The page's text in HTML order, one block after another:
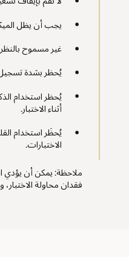
يجب أن يظل
غير مسموح
يُحظر بشدة
يُحظر استخدام
أثناء الاختبار.
يُحظَر استخدام
الاختبارات.
ملاحظة: يمكن أن يؤدي
فقدان محاولة